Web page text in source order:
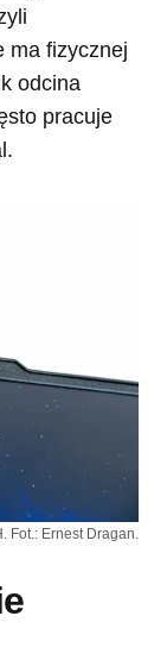
ma fizycznej
odcina
pracuje
Fot.: Ernest Dragan.